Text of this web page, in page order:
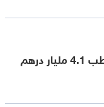
"دريك آند سكل" تشطب 4.1 مليار درهم